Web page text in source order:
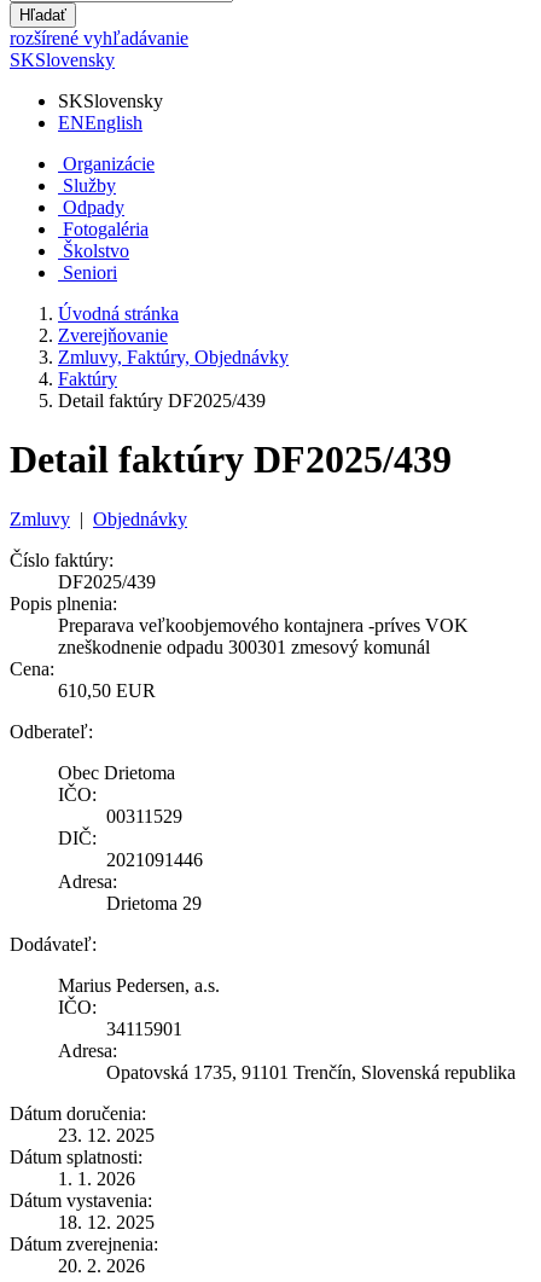
Hľadať
rozšírené vyhľadávanie
SKSlovensky
SKSlovensky
ENEnglish
Organizácie
Služby
Odpady
Fotogaléria
Školstvo
Seniori
Úvodná stránka
Zverejňovanie
Zmluvy, Faktúry, Objednávky
Faktúry
Detail faktúry DF2025/439
Detail faktúry DF2025/439
Zmluvy | Objednávky
Číslo faktúry:
DF2025/439
Popis plnenia:
Preparava veľkoobjemového kontajnera -príves VOK
zneškodnenie odpadu 300301 zmesový komunál
Cena:
610,50 EUR
Odberateľ:
Obec Drietoma
IČO:
00311529
DIČ:
2021091446
Adresa:
Drietoma 29
Dodávateľ:
Marius Pedersen, a.s.
IČO:
34115901
Adresa:
Opatovská 1735, 91101 Trenčín, Slovenská republika
Dátum doručenia:
23. 12. 2025
Dátum splatnosti:
1. 1. 2026
Dátum vystavenia:
18. 12. 2025
Dátum zverejnenia:
20. 2. 2026